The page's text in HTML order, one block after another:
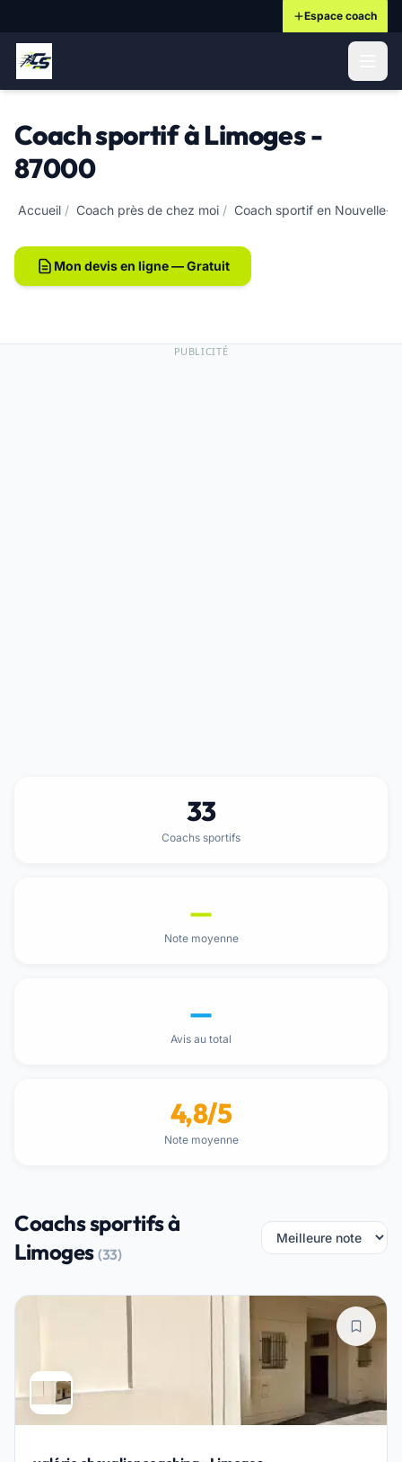
Espace coach
Coach sportif à Limoges -
87000
Accueil / Coach près de chez moi / Coach sportif en Nouvelle-
Mon devis en ligne — Gratuit
PUBLICITÉ
33
Coachs sportifs
—
Note moyenne
—
Avis au total
4,8/5
Note moyenne
Coachs sportifs à
Limoges(33)